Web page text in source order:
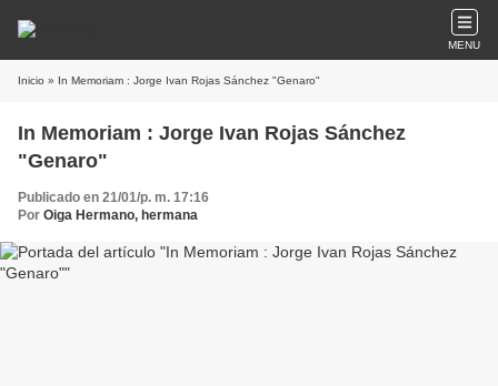
MENU
Inicio » In Memoriam : Jorge Ivan Rojas Sánchez "Genaro"
In Memoriam : Jorge Ivan Rojas Sánchez
"Genaro"
Publicado en 21/01/p. m. 17:16
Por Oiga Hermano, hermana